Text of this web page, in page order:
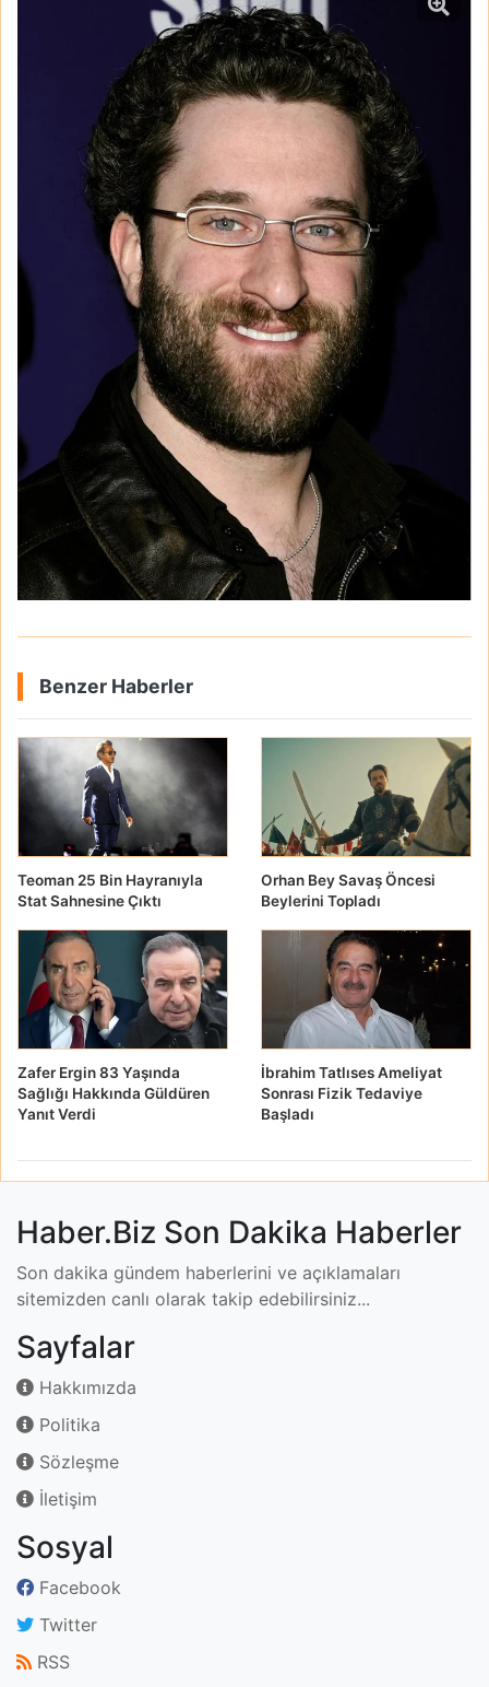
Benzer Haberler
Teoman 25 Bin Hayranıyla
Stat Sahnesine Çıktı
Orhan Bey Savaş Öncesi
Beylerini Topladı
Zafer Ergin 83 Yaşında
Sağlığı Hakkında Güldüren
Yanıt Verdi
İbrahim Tatlıses Ameliyat
Sonrası Fizik Tedaviye
Başladı
Matt Damon Babalık
Pişmanlığını İtiraf Etti
röportajda Hollywood kariyerinin
kendisini setten sete koşturan
temposunun dört kızının yanında
yeterince bulunmasını engellediğini
itiraf etti.
Ana Sayfa
Matt Damon Babalık Pişmanlığını İtiraf Etti